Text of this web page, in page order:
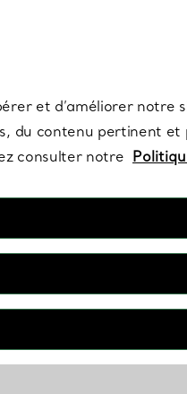
et d’améliorer
du contenu pertinent
consulter notre